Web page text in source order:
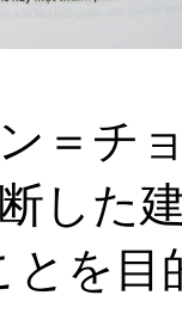
＝チ
した
とを目